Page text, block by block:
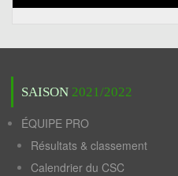
SAISON 2021/2022
ÉQUIPE PRO
Résultats & classement
Calendrier du CSC